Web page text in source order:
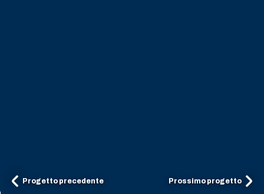
Progetto precedente Prossimo progetto